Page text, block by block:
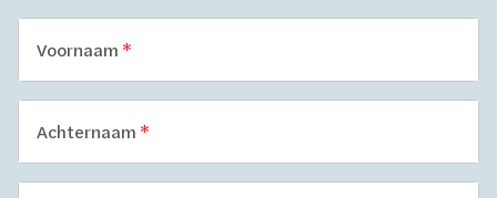
Voornaam
Achternaam